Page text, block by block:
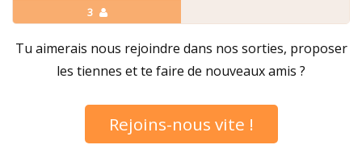
3
Tu aimerais nous rejoindre dans nos sorties, proposer
les tiennes et te faire de nouveaux amis ?
Rejoins-nous vite !